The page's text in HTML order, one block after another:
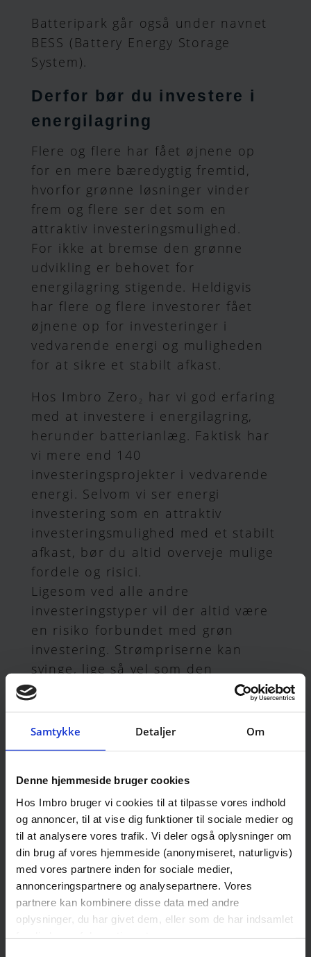
Samtykke Detaljer Om
Denne hjemmeside bruger cookies
Hos Imbro bruger vi cookies til at tilpasse vores indhold
og annoncer, til at vise dig funktioner til sociale medier og
til at analysere vores trafik. Vi deler også oplysninger om
din brug af vores hjemmeside (anonymiseret, naturligvis)
med vores partnere inden for sociale medier,
annonceringspartnere og analysepartnere. Vores
partnere kan kombinere disse data med andre
oplysninger, du har givet dem, eller som de har indsamlet
Batteripark går også under navnet
BESS (Battery Energy Storage
System).
Derfor bør du investere i
energilagring
Flere og flere har fået øjnene op
for en mere bæredygtig fremtid,
hvorfor grønne løsninger vinder
frem og flere ser det som en
attraktiv investeringsmulighed.
For ikke at bremse den grønne
udvikling er behovet for
energilagring stigende. Heldigvis
har flere og flere investorer fået
øjnene op for investeringer i
vedvarende energi og muligheden
for at sikre et stabilt afkast.
Hos Imbro Zero 2
har vi god erfaring
med at investere i energilagring,
herunder batterianlæg. Faktisk har
vi mere end 140
investeringsprojekter i vedvarende
energi. Selvom vi ser energi
investering som en attraktiv
investeringsmulighed med et stabilt
afkast, bør du altid overveje mulige
fordele og risici.
Ligesom ved alle andre
investeringstyper vil der altid være
en risiko forbundet med grøn
investering. Strømpriserne kan
svinge, lige så vel som den
generelle teknologiske udvikling og
prisen på materialer kan stige og
falde.
du føle dig sikker hos Imbro Zero
Vi tager hånd om din energi
investering, og sørger for at den
bidrager til en grønnere fremtid,
samtidig med at du opnår
økonomisk fordelagtighed.
Her giver investeringen
mening